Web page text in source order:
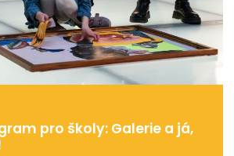
pro školy: Galerie a já,